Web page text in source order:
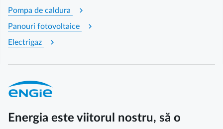
Pompa de caldura chevron_right
Panouri fotovoltaice chevron_right
Electrigaz chevron_right
Energia este viitorul nostru, să o